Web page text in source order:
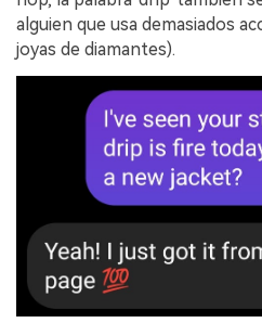
alguien que usa demasiados
joyas de diamantes).